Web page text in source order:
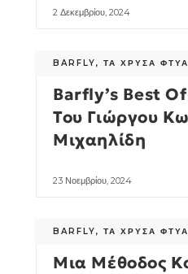
2 Δεκεμβρίου, 2024
BARFLY, ΤΑ ΧΡΥΣΆ
Barfly’s Best
Του Γιώργου
Μιχαηλίδη
23 Νοεμβρίου, 2024
BARFLY, ΤΑ ΧΡΥΣΆ
Μια Μέθοδος